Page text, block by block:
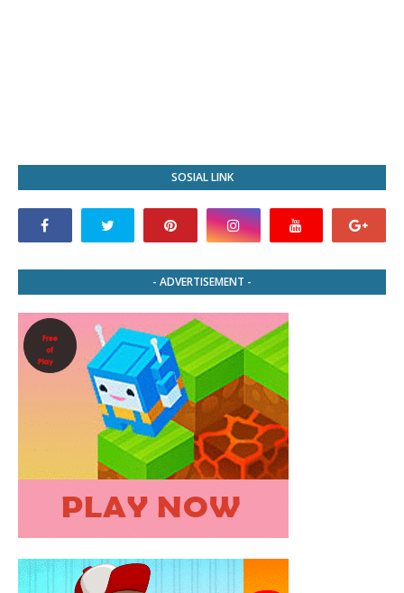
SOSIAL LINK
- ADVERTISEMENT -